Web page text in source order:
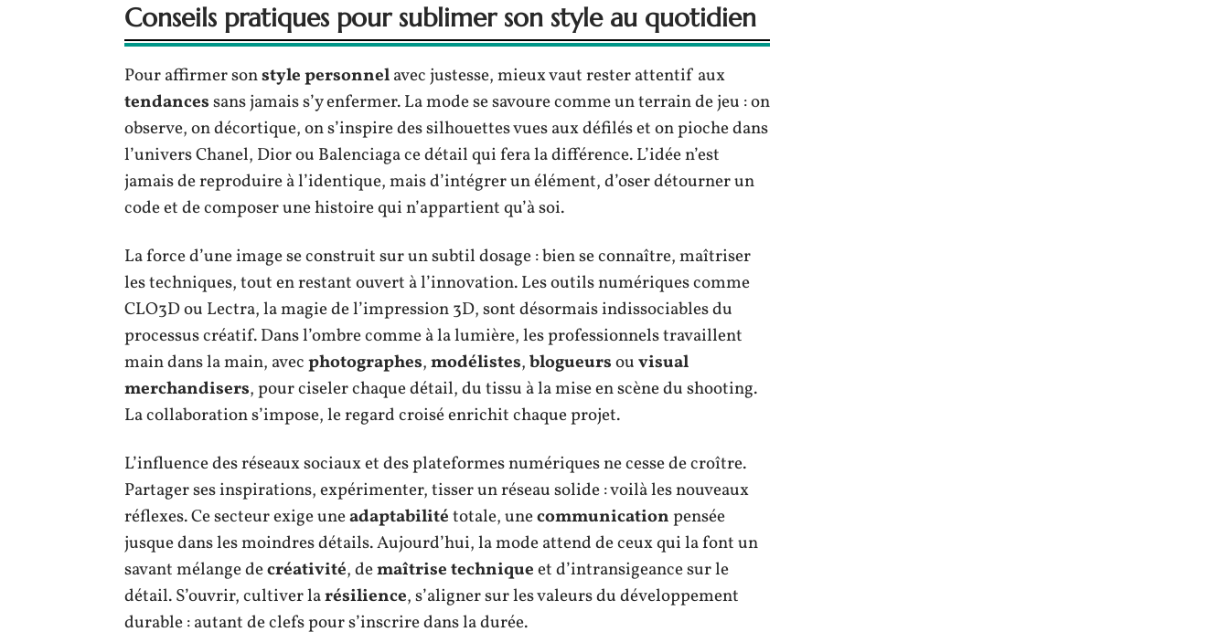
Conseils pratiques pour sublimer son style au quotidien
Pour affirmer sonstyle personnelavec justesse, mieux vaut rester attentif aux
tendancessans jamais s’y enfermer. La mode se savoure comme un terrain de jeu : on
observe, on décortique, on s’inspire des silhouettes vues aux défilés et on pioche dans
l’univers Chanel, Dior ou Balenciaga ce détail qui fera la différence. L’idée n’est
jamais de reproduire à l’identique, mais d’intégrer un élément, d’oser détourner un
code et de composer une histoire qui n’appartient qu’à soi.
La force d’une image se construit sur un subtil dosage : bien se connaître, maîtriser
les techniques, tout en restant ouvert à l’innovation. Les outils numériques comme
CLO3D ou Lectra, la magie de l’impression 3D, sont désormais indissociables du
processus créatif. Dans l’ombre comme à la lumière, les professionnels travaillent
main dans la main, avecphotographes,modélistes,blogueursouvisual
merchandisers, pour ciseler chaque détail, du tissu à la mise en scène du shooting.
La collaboration s’impose, le regard croisé enrichit chaque projet.
L’influence des réseaux sociaux et des plateformes numériques ne cesse de croître.
Partager ses inspirations, expérimenter, tisser un réseau solide : voilà les nouveaux
réflexes. Ce secteur exige uneadaptabilitétotale, unecommunicationpensée
jusque dans les moindres détails. Aujourd’hui, la mode attend de ceux qui la font un
savant mélange decréativité, demaîtrise techniqueet d’intransigeance sur le
détail. S’ouvrir, cultiver larésilience, s’aligner sur les valeurs du développement
durable : autant de clefs pour s’inscrire dans la durée.